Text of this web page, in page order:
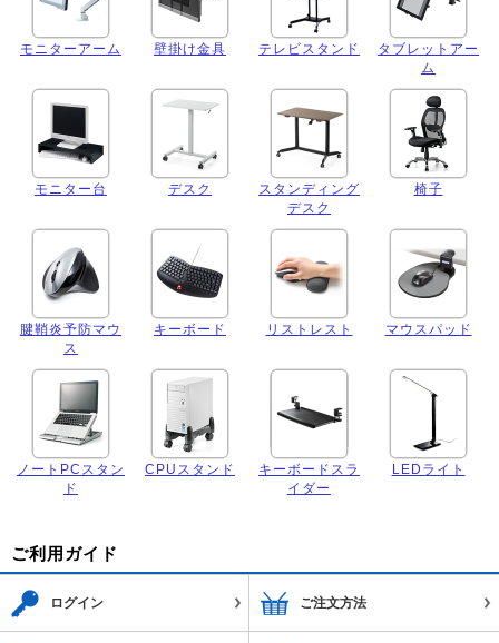
モニターアーム 壁掛け金具 テレビスタンド
タブレットアー
ム
モニター台 デスク
スタンディング
デスク
椅子
腱鞘炎予防マウ
ス
キーボード リストレスト マウスパッド
ノートPCスタン
ド
CPUスタンド
キーボードスラ
イダー
LEDライト
ご利用ガイド
ログイン ご注文方法